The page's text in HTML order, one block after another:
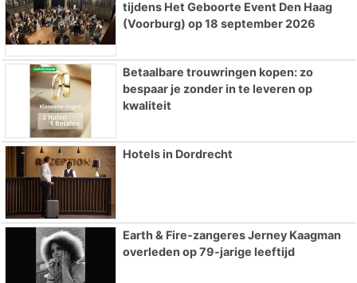
tijdens Het Geboorte Event Den Haag
(Voorburg) op 18 september 2026
Betaalbare trouwringen kopen: zo
bespaar je zonder in te leveren op
kwaliteit
Hotels in Dordrecht
Earth & Fire-zangeres Jerney Kaagman
overleden op 79-jarige leeftijd